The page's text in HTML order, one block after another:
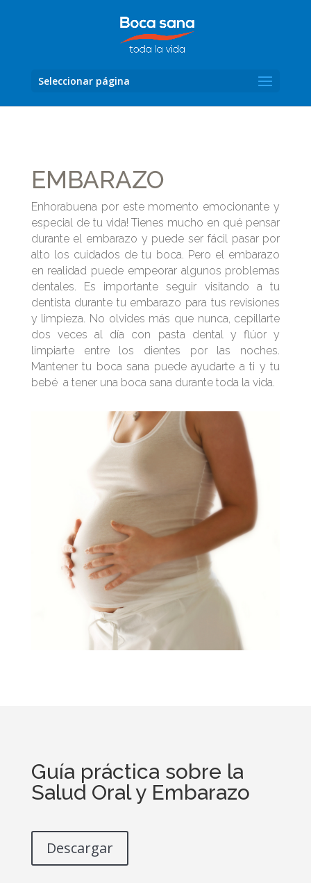
Seleccionar página
EMBARAZO
Enhorabuena por este momento emocionante y
especial de tu vida! Tienes mucho en qué pensar
durante el embarazo y puede ser fácil pasar por
alto los cuidados de tu boca. Pero el embarazo
en realidad puede empeorar algunos problemas
dentales. Es importante seguir visitando a tu
dentista durante tu embarazo para tus revisiones
y limpieza. No olvides más que nunca, cepillarte
dos veces al día con pasta dental y flúor y
limpiarte entre los dientes por las noches.
Mantener tu boca sana puede ayudarte a ti y tu
bebé a tener una boca sana durante toda la vida.
Guía práctica sobre la
Salud Oral y Embarazo
Descargar